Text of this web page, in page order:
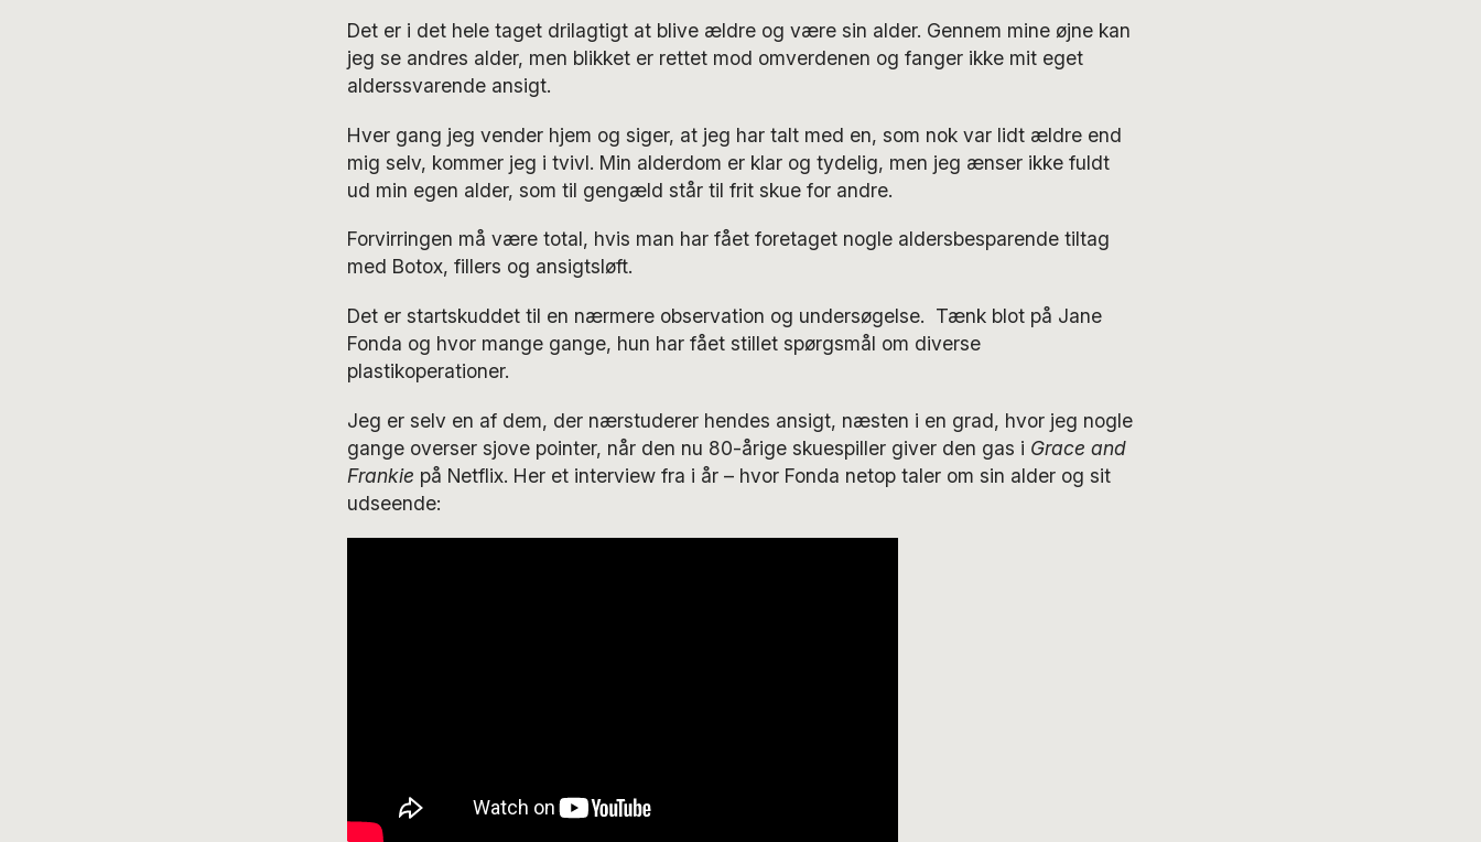
Det er i det hele taget drilagtigt at blive ældre og være sin alder. Gennem mine øjne kan
jeg se andres alder, men blikket er rettet mod omverdenen og fanger ikke mit eget
alderssvarende ansigt.
Hver gang jeg vender hjem og siger, at jeg har talt med en, som nok var lidt ældre end
mig selv, kommer jeg i tvivl. Min alderdom er klar og tydelig, men jeg ænser ikke fuldt
ud min egen alder, som til gengæld står til frit skue for andre.
Forvirringen må være total, hvis man har fået foretaget nogle aldersbesparende tiltag
med Botox, fillers og ansigtsløft.
Det er startskuddet til en nærmere observation og undersøgelse. Tænk blot på Jane
Fonda og hvor mange gange, hun har fået stillet spørgsmål om diverse
plastikoperationer.
Jeg er selv en af dem, der nærstuderer hendes ansigt, næsten i en grad, hvor jeg nogle
gange overser sjove pointer, når den nu 80-årige skuespiller giver den gas i Grace and
Frankie på Netflix. Her et interview fra i år – hvor Fonda netop taler om sin alder og sit
udseende: